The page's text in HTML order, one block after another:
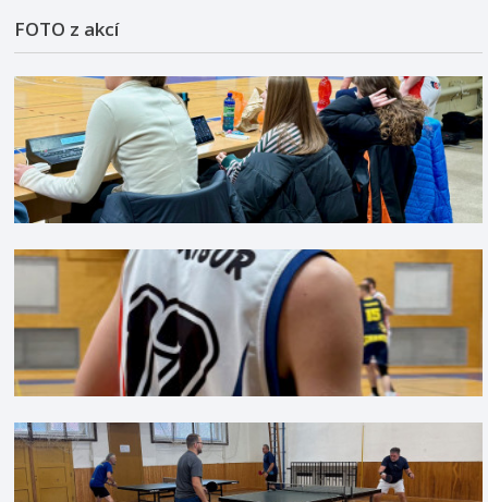
FOTO z akcí